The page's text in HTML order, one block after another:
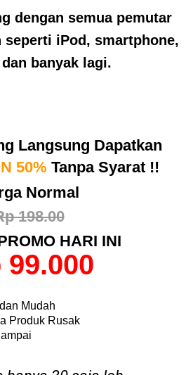
dengan semua pemutar
iPod, smartphone,
banyak lagi.
Langsung Dapatkan
50% Tanpa Syarat !!
Normal
198.00
HARI INI
99.000
Mudah
Produk Rusak